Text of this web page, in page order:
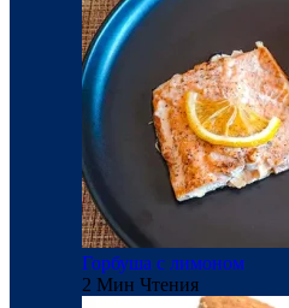
Горбуша с лимоном
2 Мин Чтения